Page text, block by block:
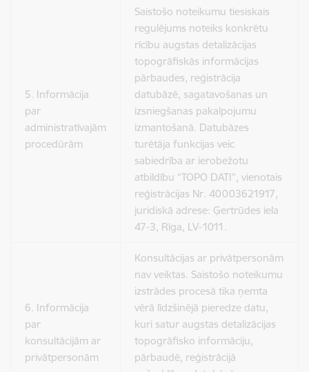
5. Informācija
par
administratīvajām
procedūrām
Saistošo noteikumu tiesiskais
regulējums noteiks konkrētu
rīcību augstas detalizācijas
topogrāfiskās informācijas
pārbaudes, reģistrācija
datubāzē, sagatavošanas un
izsniegšanas pakalpojumu
izmantošanā. Datubāzes
turētāja funkcijas veic
sabiedrība ar ierobežotu
atbildību “TOPO DATI”, vienotais
reģistrācijas Nr. 40003621917,
juridiskā adrese: Ģertrūdes iela
47-3, Rīga, LV-1011.
6. Informācija
par
konsultācijām ar
privātpersonām
Konsultācijas ar privātpersonām
nav veiktas. Saistošo noteikumu
izstrādes procesā tika ņemta
vērā līdzšinējā pieredze datu,
kuri satur augstas detalizācijas
topogrāfisko informāciju,
pārbaudē, reģistrācijā